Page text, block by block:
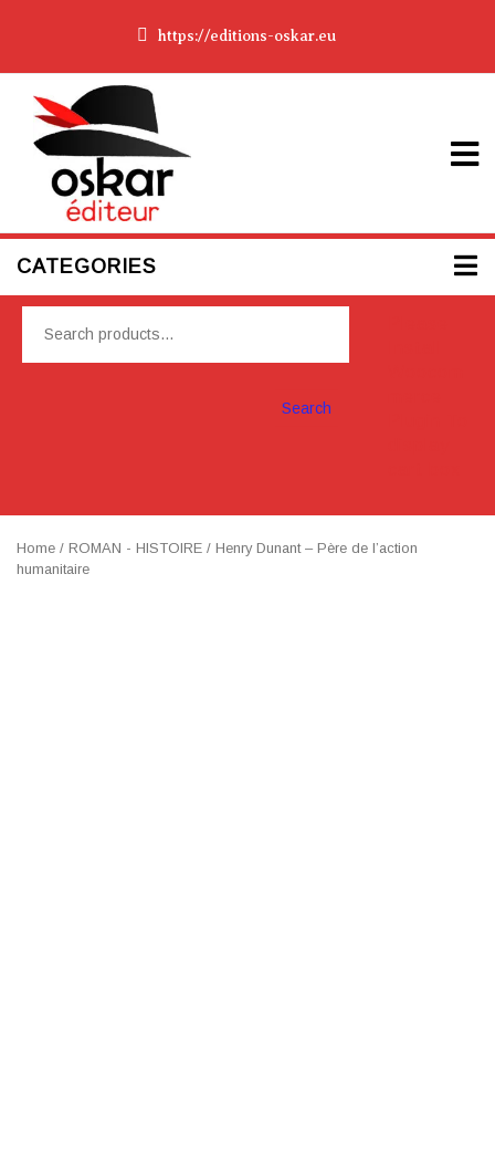
https://editions-oskar.eu
CATEGORIES
Search
Home / ROMAN - HISTOIRE / Henry Dunant – Père de l’action
humanitaire